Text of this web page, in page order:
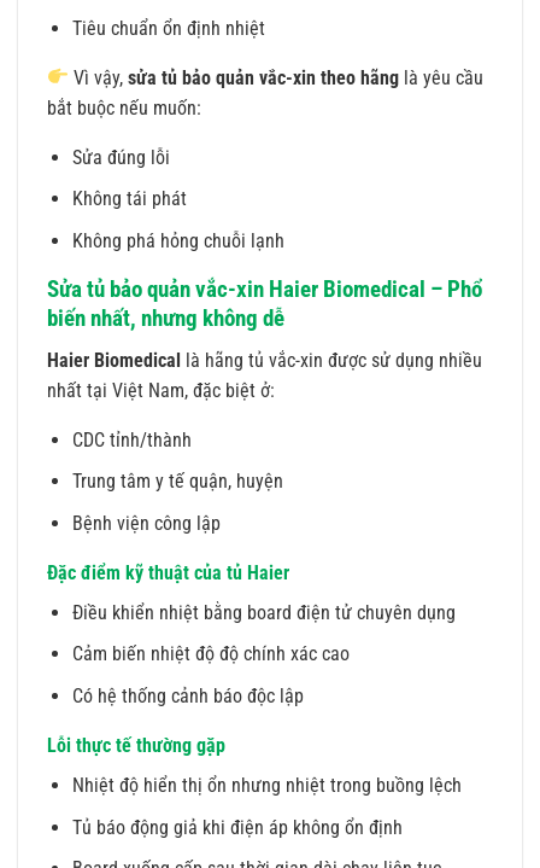
Tiêu chuẩn ổn định nhiệt
Vì vậy,sửa tủ bảo quản vắc-xin theo hãng là yêu cầu
bắt buộc nếu muốn:
Sửa đúng lỗi
Không tái phát
Không phá hỏng chuỗi lạnh
Sửa tủ bảo quản vắc-xin Haier Biomedical – Phổ
biến nhất, nhưng không dễ
Haier Biomedical là hãng tủ vắc-xin được sử dụng nhiều
nhất tại Việt Nam, đặc biệt ở:
CDC tỉnh/thành
Trung tâm y tế quận, huyện
Bệnh viện công lập
Đặc điểm kỹ thuật của tủ Haier
Điều khiển nhiệt bằng board điện tử chuyên dụng
Cảm biến nhiệt độ độ chính xác cao
Có hệ thống cảnh báo độc lập
Lỗi thực tế thường gặp
Nhiệt độ hiển thị ổn nhưng nhiệt trong buồng lệch
Tủ báo động giả khi điện áp không ổn định